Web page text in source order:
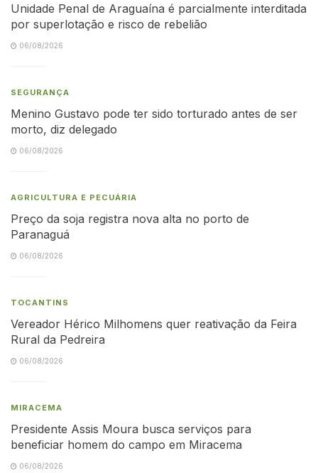
Unidade Penal de Araguaína é parcialmente interditada
por superlotação e risco de rebelião
06/08/2026
SEGURANÇA
Menino Gustavo pode ter sido torturado antes de ser
morto, diz delegado
06/08/2026
AGRICULTURA E PECUÁRIA
Preço da soja registra nova alta no porto de
Paranaguá
06/08/2026
TOCANTINS
Vereador Hérico Milhomens quer reativação da Feira
Rural da Pedreira
06/08/2026
MIRACEMA
Presidente Assis Moura busca serviços para
beneficiar homem do campo em Miracema
06/08/2026